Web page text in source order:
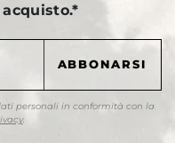
personali in conformità con la
.